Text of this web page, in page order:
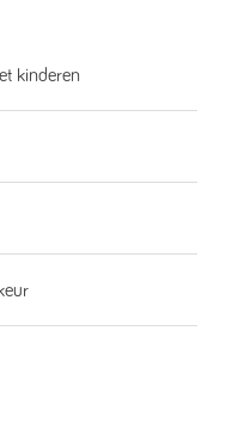
kinderen